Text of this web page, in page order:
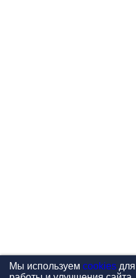
Мы используем cookiesдля